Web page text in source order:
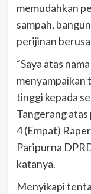
memudahkan
sampah,
perijinan
“Saya atas
menyampaikan
tinggi kepada
Tangerang
4 (Empat)
Paripurna
katanya.
Menyikapi